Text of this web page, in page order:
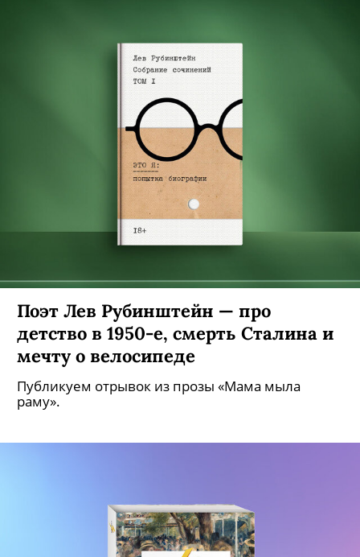
Поэт Лев Рубинштейн — про
детство в 1950-е, смерть Сталина и
мечту о велосипеде
Публикуем отрывок из прозы «Мама мыла
раму».